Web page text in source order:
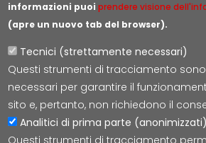
informazioni puoiprendere visione
(apre un nuovo tab del browser).
Tecnici (strettamente necessari)
Questi strumenti di tracciamento
necessari per garantire il
sito e, pertanto, non richiedono il
Analitici di prima parte (anonimizzati)
Questi strumenti di tracciamento
Lepida S.c.p.A.
Via della Liberazione 15,
PEC: